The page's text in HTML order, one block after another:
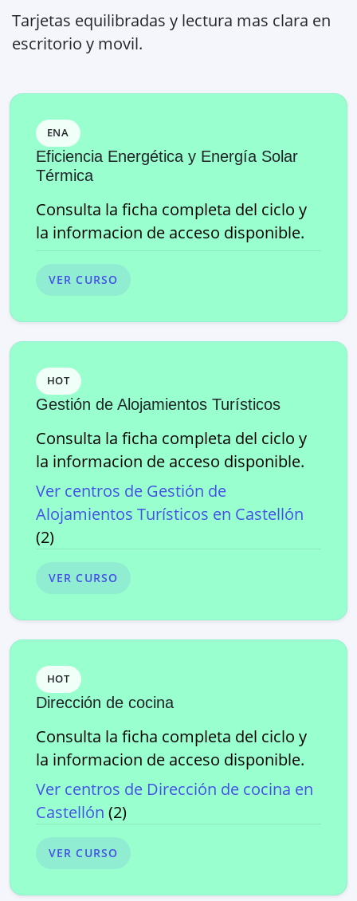
Tarjetas equilibradas y lectura mas clara en
escritorio y movil.
ENA
Eficiencia Energética y Energía Solar
Térmica
Consulta la ficha completa del ciclo y
la informacion de acceso disponible.
VER CURSO
HOT
Gestión de Alojamientos Turísticos
Consulta la ficha completa del ciclo y
la informacion de acceso disponible.
Ver centros de Gestión de
Alojamientos Turísticos en Castellón
(2)
VER CURSO
HOT
Dirección de cocina
Consulta la ficha completa del ciclo y
la informacion de acceso disponible.
Ver centros de Dirección de cocina en
Castellón (2)
VER CURSO